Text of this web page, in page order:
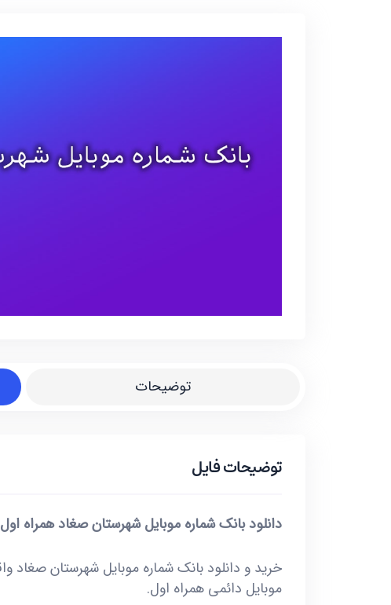
توضیحات
توضیحات فایل
دانلود بانک شماره موبایل شهرستان صغاد همراه اول
موبایل دائمی همراه اول.